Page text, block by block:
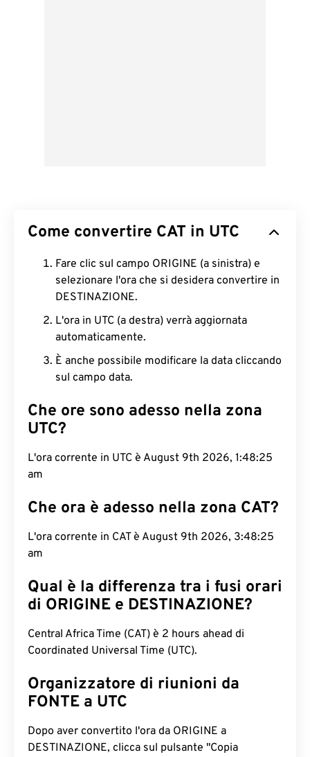
Come convertire CAT in UTC
Fare clic sul campo ORIGINE (a sinistra) e
selezionare l'ora che si desidera convertire in
DESTINAZIONE.
L'ora in UTC (a destra) verrà aggiornata
automaticamente.
È anche possibile modificare la data cliccando
sul campo data.
Che ore sono adesso nella zona
UTC?
L'ora corrente in UTC è August 9th 2026, 1:48:26
am
Che ora è adesso nella zona CAT?
L'ora corrente in CAT è August 9th 2026, 3:48:26
am
Qual è la differenza tra i fusi orari
di ORIGINE e DESTINAZIONE?
Central Africa Time (CAT) è 2 hours ahead di
Coordinated Universal Time (UTC).
Organizzatore di riunioni da
FONTE a UTC
Dopo aver convertito l'ora da ORIGINE a
DESTINAZIONE, clicca sul pulsante "Copia